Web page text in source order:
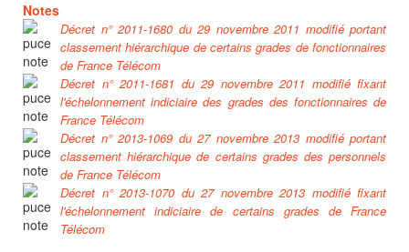
Notes
Décret n° 2011-1680 du 29 novembre 2011 modifié portant
classement hiérarchique de certains grades de fonctionnaires
de France Télécom
Décret n° 2011-1681 du 29 novembre 2011 modifié fixant
l'échelonnement indiciaire des grades des fonctionnaires de
France Télécom
Décret n° 2013-1069 du 27 novembre 2013 modifié portant
classement hiérarchique de certains grades des personnels
de France Télécom
Décret n° 2013-1070 du 27 novembre 2013 modifié fixant
l'échelonnement indiciaire de certains grades de France
Télécom